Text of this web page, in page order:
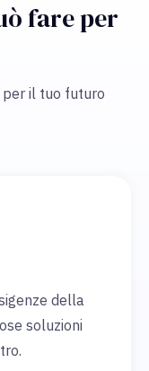
fare per
per il tuo futuro
della
soluzioni